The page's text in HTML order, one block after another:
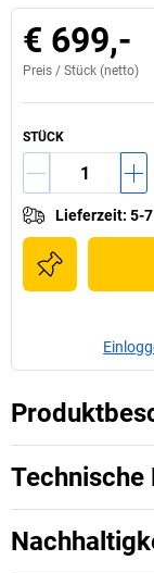
€ 699,-
Preis / Stück (netto)
STÜCK
Lieferzeit: 5-
Technische